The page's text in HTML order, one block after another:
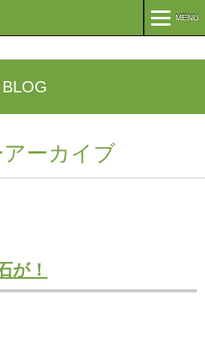
MENU
会社概要
BLOG
ーカイブ
が！